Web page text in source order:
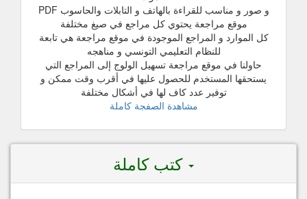
و صور و مناسب للقراءة بالهاتف و التابلات والحاسوب PDF
موقع مراجعة يحتوي كل مراجع في صيغ مختلفة
كل الموارد و المراجع الموجودة في موقع مراجعة هي تابعة
للنظام التعليمي التونسي و مناهجه
حاولنا في موقع مراجعة تسهيل الولوج إلى المراجع التي
يستحقها المستخدم للحصول عليها في أقرب وقت ممكن و
توفير عدد كاف لها في أشكال مختلفة
مشاهدة الصفجة كاملة
كتب كاملة